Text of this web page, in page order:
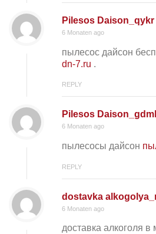
Pilesos Daison_qykr
6 Monaten ago
пылесос дайсон
dn-7.ru .
REPLY
Pilesos Daison_gdml
6 Monaten ago
пылесосы дайсон
REPLY
dostavka
6 Monaten ago
доставка алкоголя в